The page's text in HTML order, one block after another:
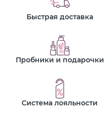
Быстрая доставка
Пробники и подарочки
Система лояльности